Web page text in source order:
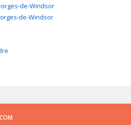
de-Windsor
de-Windsor